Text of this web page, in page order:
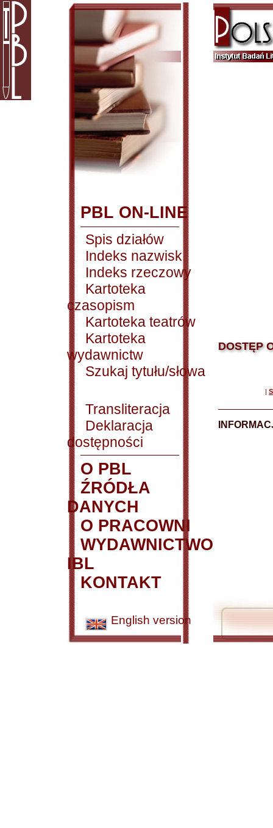
PBL ON-LINE
Spis działów
Indeks nazwisk
Indeks rzeczowy
Kartoteka
czasopism
Kartoteka teatrów
Kartoteka
wydawnictw
Szukaj tytułu/słowa
Transliteracja
Deklaracja
dostępności
O PBL
ŹRÓDŁA
DANYCH
O PRACOWNI
WYDAWNICTWO
IBL
KONTAKT
English version
DOSTĘP
|